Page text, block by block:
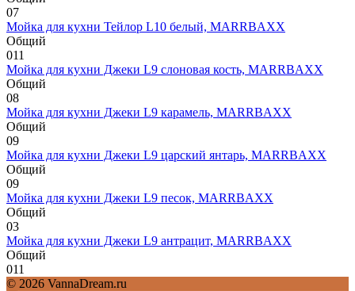
07
Мойка для кухни Тейлор L10 белый, MARRBAXX
Общий
011
Мойка для кухни Джеки L9 слоновая кость, MARRBAXX
Общий
08
Мойка для кухни Джеки L9 карамель, MARRBAXX
Общий
09
Мойка для кухни Джеки L9 царский янтарь, MARRBAXX
Общий
09
Мойка для кухни Джеки L9 песок, MARRBAXX
Общий
03
Мойка для кухни Джеки L9 антрацит, MARRBAXX
Общий
011
© 2026 VannaDream.ru